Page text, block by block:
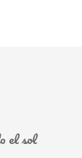
el sol